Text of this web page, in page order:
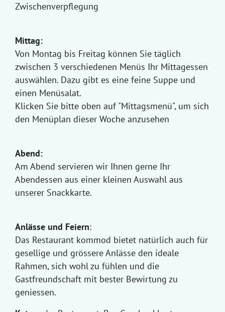
Zwischenverpflegung
Mittag:
Von Montag bis Freitag können Sie täglich
zwischen 3 verschiedenen Menüs Ihr Mittagessen
auswählen. Dazu gibt es eine feine Suppe und
einen Menüsalat.
Klicken Sie bitte oben auf "Mittagsmenü", um sich
den Menüplan dieser Woche anzusehen
Abend:
Am Abend servieren wir Ihnen gerne Ihr
Abendessen aus einer kleinen Auswahl aus
unserer Snackkarte.
Anlässe und Feiern:
Das Restaurant kommod bietet natürlich auch für
gesellige und grössere Anlässe den ideale
Rahmen, sich wohl zu fühlen und die
Gastfreundschaft mit bester Bewirtung zu
geniessen.